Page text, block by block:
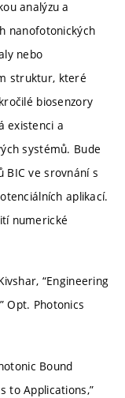
analýzu a
nanofotonických
nebo
struktur, které
biosenzory
existenci a
systémů. Bude
BIC ve srovnání s
aplikací.
numerické
“Engineering
Opt. Photonics
Bound
to Applications,”